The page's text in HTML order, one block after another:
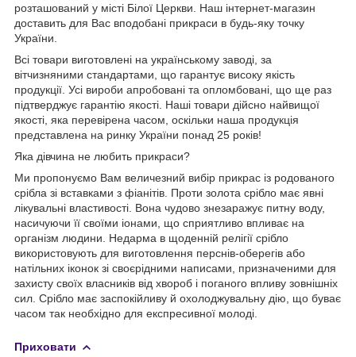
розташований у місті Білої Церкви. Наш інтернет-магазин
доставить для Вас вподобані прикраси в будь-яку точку
України.
Всі товари виготовлені на українському заводі, за
вітчизняними стандартами, що гарантує високу якість
продукції. Усі вироби апробовані та опломбовані, що ще раз
підтверджує гарантію якості. Наші товари дійсно найвищої
якості, яка перевірена часом, оскільки наша продукція
представлена на ринку України понад 25 років!
Яка дівчина не любить прикраси?
Ми пропонуємо Вам величезний вибір прикрас із родованого
срібла зі вставками з фіанітів. Проти золота срібло має явні
лікувальні властивості. Вона чудово знезаражує питну воду,
насичуючи її своїми іонами, що сприятливо впливає на
організм людини. Недарма в щоденній релігії срібло
використовують для виготовлення перснів-оберегів або
натільних іконок зі своєрідними написами, призначеними для
захисту своїх власників від хвороб і поганого впливу зовнішніх
сил. Срібло має заспокійливу й охолоджувальну дію, що буває
часом так необхідно для експресивної молоді.
Приховати